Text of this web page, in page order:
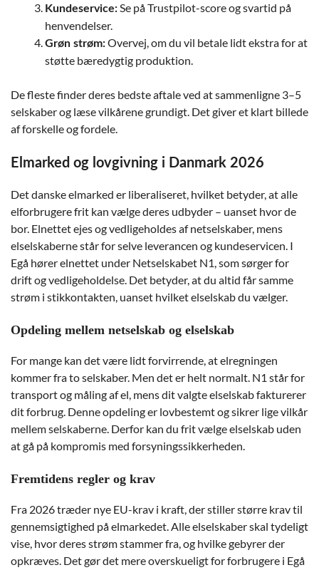
Kundeservice:Se på Trustpilot-score og svartid på
henvendelser.
Grøn strøm:Overvej, om du vil betale lidt ekstra for at
støtte bæredygtig produktion.
De fleste finder deres bedste aftale ved at sammenligne 3–5
selskaber og læse vilkårene grundigt. Det giver et klart billede
af forskelle og fordele.
Elmarked og lovgivning i Danmark 2026
Det danske elmarked er liberaliseret, hvilket betyder, at alle
elforbrugere frit kan vælge deres udbyder – uanset hvor de
bor. Elnettet ejes og vedligeholdes af netselskaber, mens
elselskaberne står for selve leverancen og kundeservicen. I
Egå hører elnettet under Netselskabet N1, som sørger for
drift og vedligeholdelse. Det betyder, at du altid får samme
strøm i stikkontakten, uanset hvilket elselskab du vælger.
Opdeling mellem netselskab og elselskab
For mange kan det være lidt forvirrende, at elregningen
kommer fra to selskaber. Men det er helt normalt. N1 står for
transport og måling af el, mens dit valgte elselskab fakturerer
dit forbrug. Denne opdeling er lovbestemt og sikrer lige vilkår
mellem selskaberne. Derfor kan du frit vælge elselskab uden
at gå på kompromis med forsyningssikkerheden.
Fremtidens regler og krav
Fra 2026 træder nye EU-krav i kraft, der stiller større krav til
gennemsigtighed på elmarkedet. Alle elselskaber skal tydeligt
vise, hvor deres strøm stammer fra, og hvilke gebyrer der
opkræves. Det gør det mere overskueligt for forbrugere i Egå